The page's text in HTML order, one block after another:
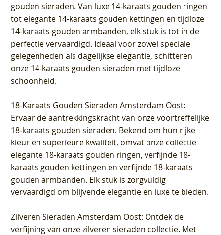
gouden sieraden. Van luxe 14-karaats gouden ringen
tot elegante 14-karaats gouden kettingen en tijdloze
14-karaats gouden armbanden, elk stuk is tot in de
perfectie vervaardigd. Ideaal voor zowel speciale
gelegenheden als dagelijkse elegantie, schitteren
onze 14-karaats gouden sieraden met tijdloze
schoonheid.
18-Karaats Gouden Sieraden Amsterdam Oost:
Ervaar de aantrekkingskracht van onze voortreffelijke
18-karaats gouden sieraden. Bekend om hun rijke
kleur en superieure kwaliteit, omvat onze collectie
elegante 18-karaats gouden ringen, verfijnde 18-
karaats gouden kettingen en verfijnde 18-karaats
gouden armbanden. Elk stuk is zorgvuldig
vervaardigd om blijvende elegantie en luxe te bieden.
Zilveren Sieraden Amsterdam Oost: Ontdek de
verfijning van onze zilveren sieraden collectie. Met